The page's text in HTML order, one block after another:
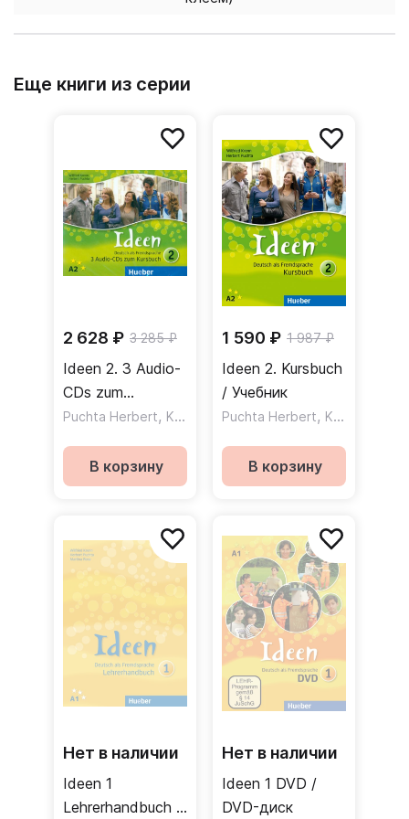
Еще книги из серии
2 628 ₽ 3 285 ₽
Ideen 2. 3 Audio-
CDs zum
Kursbuch /
учебнику
Puchta Herbert, Krenn Wilfried
В корзину
1 590 ₽ 1 987 ₽
Ideen 2. Kursbuch
/ Учебник
Puchta Herbert, Krenn Wilfried
В корзину
Нет в наличии
Ideen 1
Lehrerhandbuch /
Нет в наличии
Ideen 1 DVD /
DVD-диск